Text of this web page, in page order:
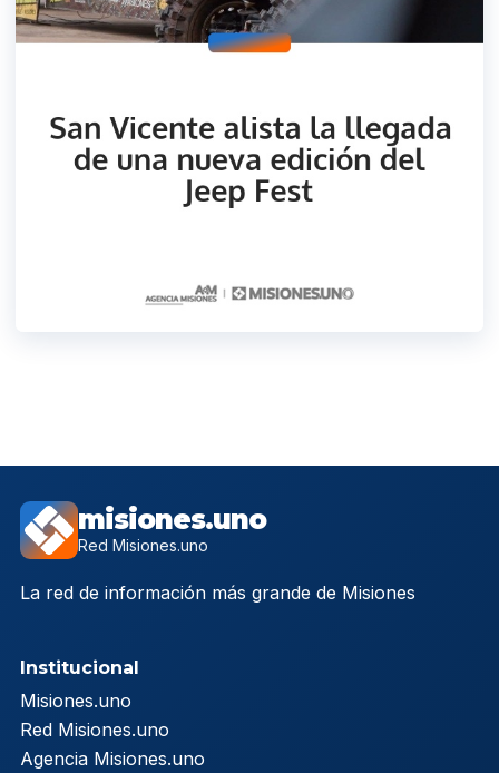
misiones.uno
Red Misiones.uno
La red de información más grande de Misiones
Institucional
Misiones.uno
Red Misiones.uno
Agencia Misiones.uno